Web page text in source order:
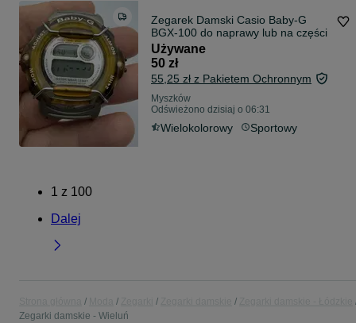
Zegarek Damski Casio Baby-G
BGX-100 do naprawy lub na części
Używane
50 zł
55,25 zł z Pakietem Ochronnym
Myszków
Odświeżono dzisiaj o 06:31
Wielokolorowy Sportowy
1 z 100
Dalej
Zegarki damskie - Wieluń